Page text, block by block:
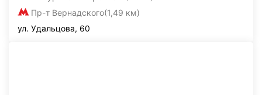
Пр-т Вернадского(1,49 км)
ул. Удальцова, 60